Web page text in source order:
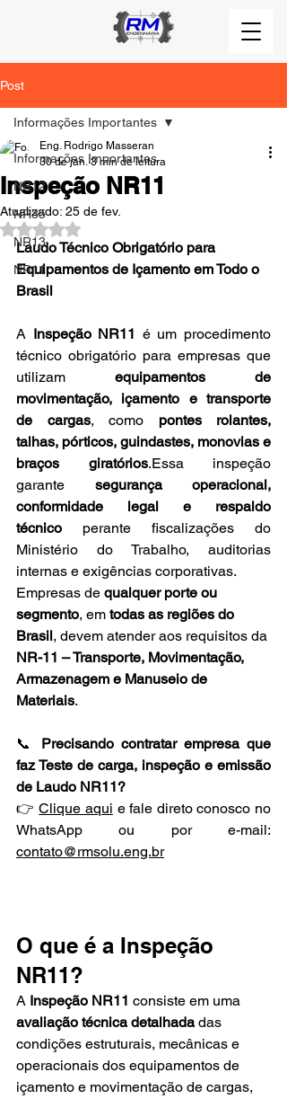
Post
Informações Importantes
NR12
NR35
NR13
NR11
Informações Importantes
Inspeção NR11
Eng. Rodrigo Masseran
30 de jan. 3 min de leitura
Atualizado: 25 de fev.
Avaliado com NaN de 5 estrelas.
Laudo Técnico Obrigatório para
Equipamentos de Içamento em Todo o
Brasil
A Inspeção NR11 é um procedimento
técnico obrigatório para empresas que
utilizam equipamentos de
movimentação, içamento e transporte
de cargas, como pontes rolantes,
talhas, pórticos, guindastes, monovias e
braços giratórios.Essa inspeção
garante segurança operacional,
conformidade legal e respaldo
técnico perante fiscalizações do
Ministério do Trabalho, auditorias
internas e exigências corporativas.
Empresas de qualquer porte ou
segmento, em todas as regiões do
Brasil, devem atender aos requisitos da
NR-11 – Transporte, Movimentação,
Armazenagem e Manuseio de
Materiais.
📞 Precisando contratar empresa que
faz Teste de carga, inspeção e emissão
de Laudo NR11?
👉 Clique aqui e fale direto conosco no
contato@rmsolu.eng.br
O que é a Inspeção
NR11?
A Inspeção NR11 consiste em uma
avaliação técnica detalhada das
condições estruturais, mecânicas e
operacionais dos equipamentos de
içamento e movimentação de cargas,